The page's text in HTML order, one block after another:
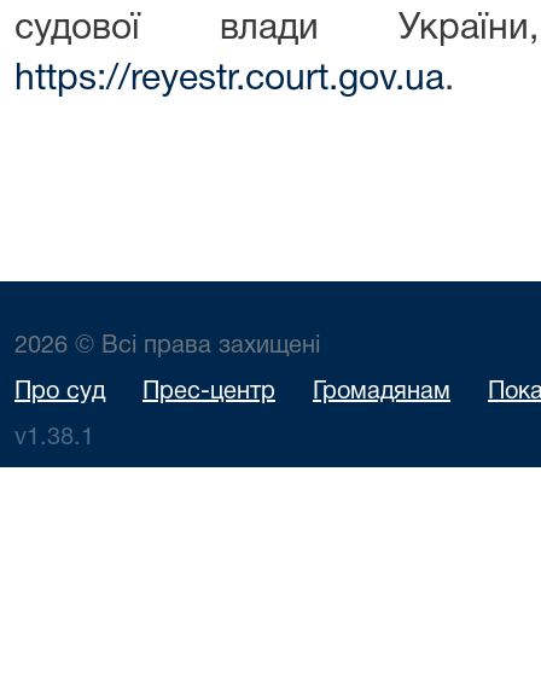
судової влади
https://reyestr.court.gov.ua.
2026 © Всі права захищені
Про суд Прес-центр Громадянам
v1.38.1